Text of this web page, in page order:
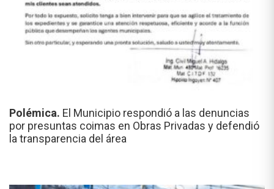
Polémica. El Municipio respondió a las denuncias
por presuntas coimas en Obras Privadas y defendió
la transparencia del área